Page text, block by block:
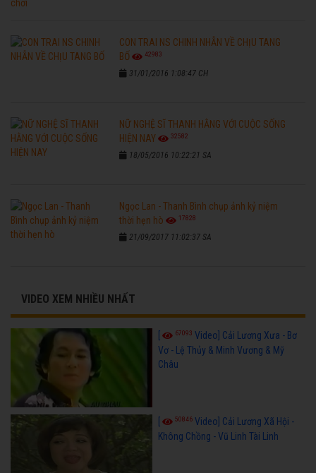
CON TRAI NS CHINH NHẪN VỀ CHỊU TANG
BỐ
42983
31/01/2016 1:08:47 CH
NỮ NGHỆ SĨ THANH HẰNG VỚI CUỘC SỐNG
HIỆN NAY
32582
18/05/2016 10:22:21 SA
Ngọc Lan - Thanh Bình chụp ảnh kỷ niệm
thời hẹn hò
17828
21/09/2017 11:02:37 SA
VIDEO XEM NHIỀU NHẤT
[ 67093 Video] Cải Lương Xưa - Bơ
Vơ - Lệ Thủy & Minh Vương & Mỹ
Châu
50846 Video] Cải Lương Xã Hội -
Không Chồng - Vũ Linh Tài Linh